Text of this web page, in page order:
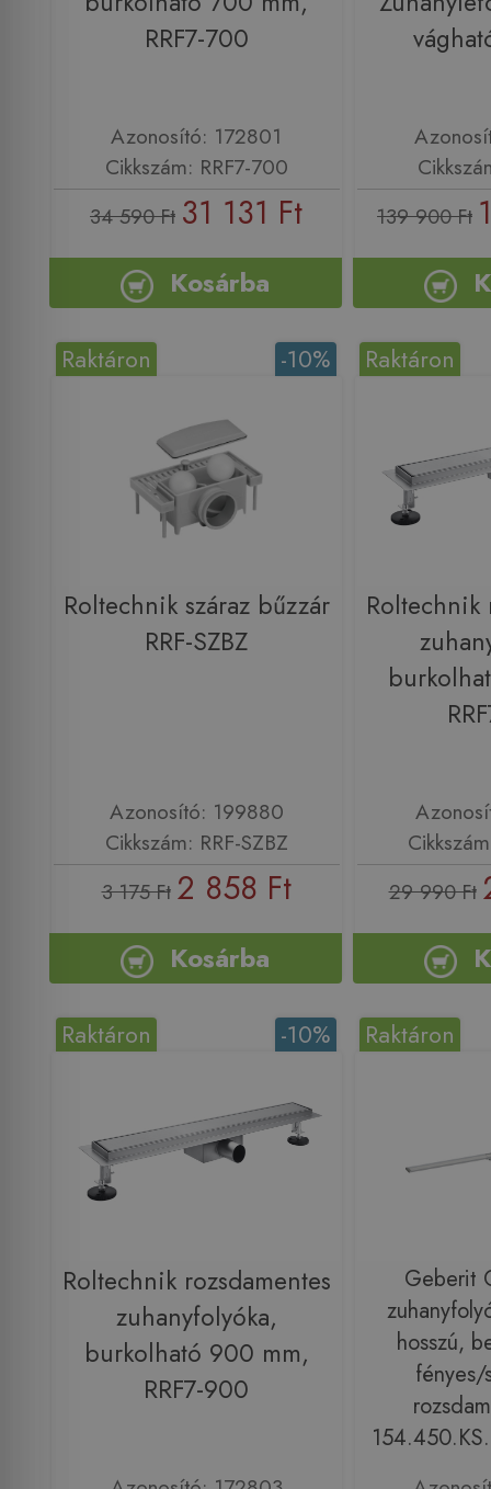
RRF7-700
Azonosító: 172801
Cikkszám: RRF7-700
34 590 Ft 31 131 Ft
Kosárba
139 900 Ft
-10%
Raktáron
Roltechnik száraz bűzzár
RRF-SZBZ
Azonosító: 199880
Cikkszám: RRF-SZBZ
3 175 Ft 2 858 Ft
Kosárba
Raktáron
Roltechnik
29 990 Ft
-10%
Raktáron
Roltechnik rozsdamentes
zuhanyfolyóka,
burkolható 900 mm,
RRF7-900
Raktáron
Geberit
hosszú,
fényes/